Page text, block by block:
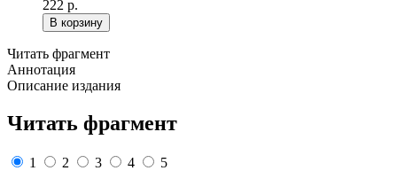
222 р.
В корзину
Читать фрагмент
Аннотация
Описание издания
Читать фрагмент
1 2 3 4 5